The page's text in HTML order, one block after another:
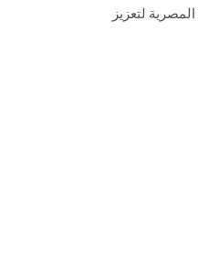
لتعزيز